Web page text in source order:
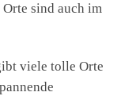
sind auch im
viele tolle Orte